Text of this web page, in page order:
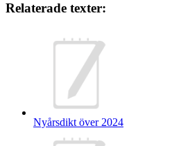
Relaterade texter:
Nyårsdikt över 2024